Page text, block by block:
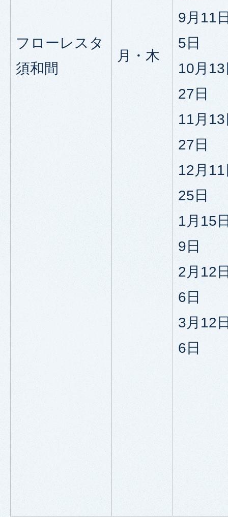
フローレスタ
須和間
月・木
9月11
5日
10月
27日
11月
27日
12月
25日
1月15
9日
2月12
6日
3月12
6日